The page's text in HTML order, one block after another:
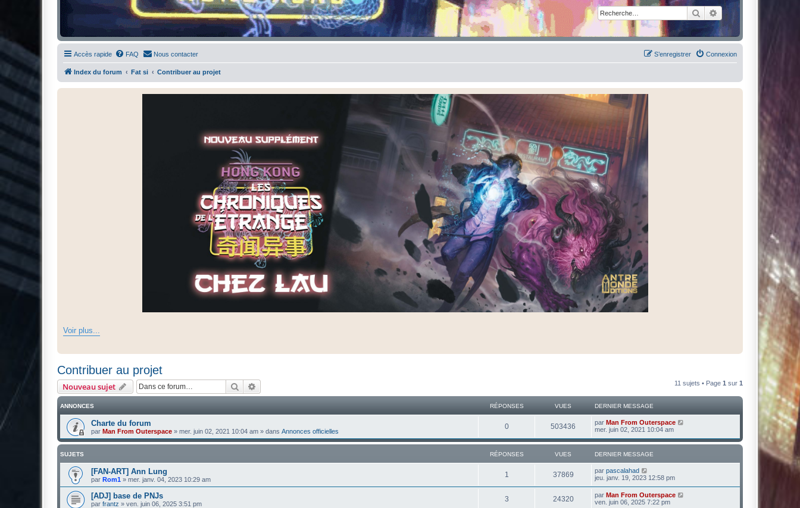
RechercherRecherche avancée
Accès rapide FAQ Nous contacter Connexion
S’enregistrer
Index du forum Fat si Contribuer au projet
Voir plus...
Contribuer au projet
Nouveau sujet Rechercher 11 sujets • Page 1 sur 1
ANNONCES RÉPONSES VUES DERNIER MESSAGE
Charte du forum
par Man From Outerspace » mer. juin 02, 2021 10:04 am » dans Annonces officielles
0 503436 par Man From Outerspace
mer. juin 02, 2021 10:04 am
SUJETS RÉPONSES VUES DERNIER MESSAGE
[FAN-ART] Ann Lung
par Rom1 » mer. janv. 04, 2023 10:29 am
1 37869 par pascalahad
jeu. janv. 19, 2023 12:58 pm
[ADJ] base de PNJs
par frantz » ven. juin 06, 2025 3:51 pm
3 24320 par Man From Outerspace
ven. juin 06, 2025 7:22 pm